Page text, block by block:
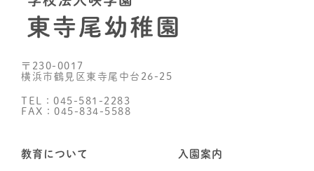
〒230-0017
横浜市鶴見区東寺尾中台26-25
TEL：045-581-2283
FAX：045-834-5588
教育について 入園案内